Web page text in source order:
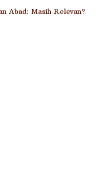
Abad: Masih Relevan?